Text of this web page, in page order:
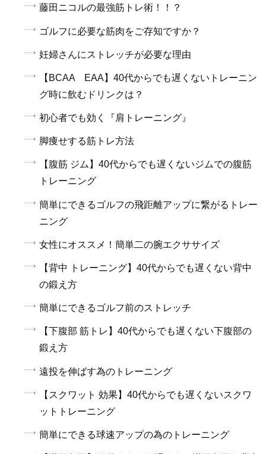
藤田ニコルの最強筋トレ術！！？
ゴルフに必要な筋肉をご存知ですか？
妊婦さんにストレッチが必要な理由
【BCAA EAA】40代からでも遅くないトレーニン
グ時に飲むドリンクは？
初心者でも効く『肩トレーニング』
脚痩せする筋トレ方法
【腹筋 ジム】40代からでも遅くないジムでの腹筋
トレーニング
簡単にできるゴルフの飛距離アップに繋がるトレー
ニング
女性にオススメ！簡単二の腕エクササイズ
【背中 トレーニング】40代からでも遅くない背中
の鍛え方
簡単にできるゴルフ前のストレッチ
【下腹部 筋トレ】40代からでも遅くない下腹部の
鍛え方
遠投を伸ばす為のトレーニング
【スクワット 効果】40代からでも遅くないスクワ
ットトレーニング
簡単にできる球速アップの為のトレーニング